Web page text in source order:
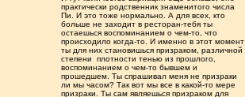
практически родственник знаменитого числа
Пи. И это тоже нормально. А для всех, кто
больше не заходит в ресторан-тебя ты
остаешься воспоминанием о чем-то, что
происходило когда-то. И именно в этот момент
ты для них становишься призраком, различной
степени плотности тенью из прошлого,
воспоминанием о чем-то бывшем и
прошедшем. Ты спрашивал меня не призраки
ли мы часом? Так вот мы все в какой-то мере
призраки. Ты сам являешься призраком для